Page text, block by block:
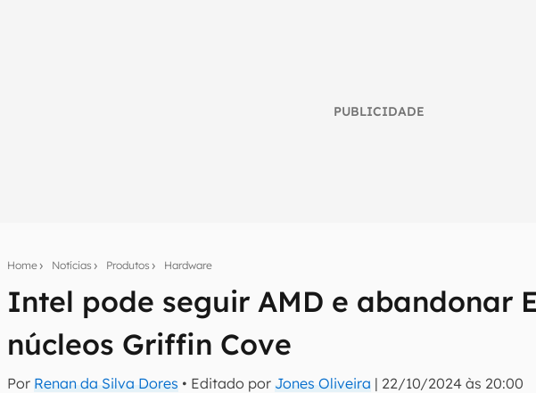
PUBLICIDADE
Home Notícias Produtos Hardware
Intel pode seguir AMD e abandonar
núcleos Griffin Cove
Por Renan da Silva Dores • Editado por Jones Oliveira | 22/10/2024 às 20:00
Seu resumo inteligente do mundo tech!
Assine a newsletter do Canaltech e receba notícias e reviews sobre